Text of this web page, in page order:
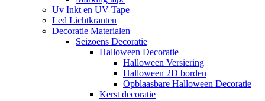
Uv Inkt en UV Tape
Led Lichtkranten
Decoratie Materialen
Seizoens Decoratie
Halloween Decoratie
Halloween Versiering
Halloween 2D borden
Opblaasbare Halloween Decoratie
Kerst decoratie